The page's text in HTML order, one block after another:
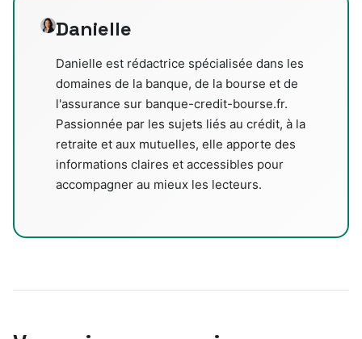
Danielle
Danielle est rédactrice spécialisée dans les
domaines de la banque, de la bourse et de
l'assurance sur banque-credit-bourse.fr.
Passionnée par les sujets liés au crédit, à la
retraite et aux mutuelles, elle apporte des
informations claires et accessibles pour
accompagner au mieux les lecteurs.